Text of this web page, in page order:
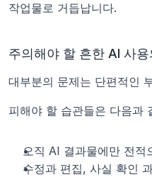
작업물로 거듭납니다.
주의해야 할 흔한 AI 사
대부분의 문제는 단편적인
피해야 할 습관들은 다음과
오직 AI 결과물에만 전적
수정과 편집, 사실 확인